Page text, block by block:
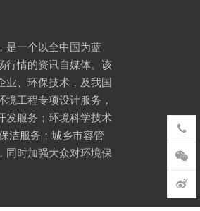
是一个以全中国为蓝
行情的资讯自媒体。该
业、环保技术，及我国
工程专项设计服务，
发服务；环境科学技术
洁服务；城乡市容管
同时加强大众对环境保